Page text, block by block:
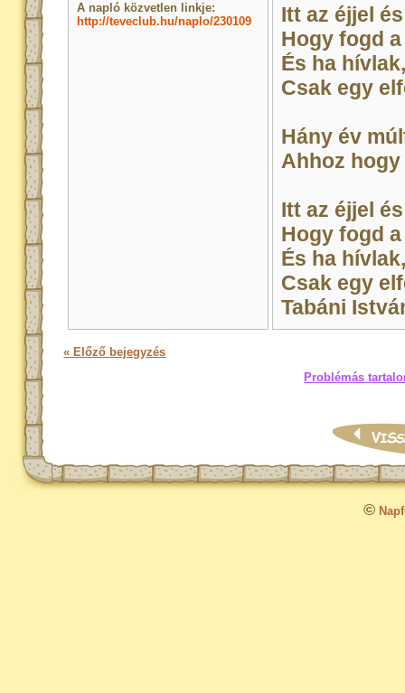
A napló közvetlen linkje:
http://teveclub.hu/naplo/230109
Itt az éjjel
Hogy fogd
És ha
Csak egy
Hány év
Ahhoz
Itt az éjjel
Hogy fogd
És ha
Csak egy
Tabáni
« Előző bejegyzés
Problémás
©